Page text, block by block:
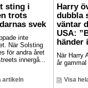
sting i
trots
svek
inte
När Solsting
för andra året
innergå...
artikeln
Harry
dubbla
väntar
USA:
händer
När Harry
år
Visa